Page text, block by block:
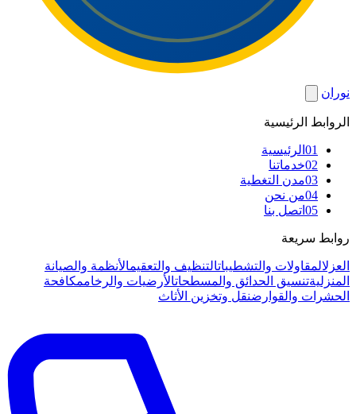
نوران
الروابط الرئيسية
01 الرئيسية
02خدماتنا
03مدن التغطية
04من نحن
05 اتصل بنا
روابط سريعة
العزلالمقاولات والتشطيباتالتنظيف والتعقيمالأنظمة والصيانة
المنزليةتنسيق الحدائق والمسطحاتالأرضيات والرخاممكافحة
الحشرات والقوارضنقل وتخزين الأثاث